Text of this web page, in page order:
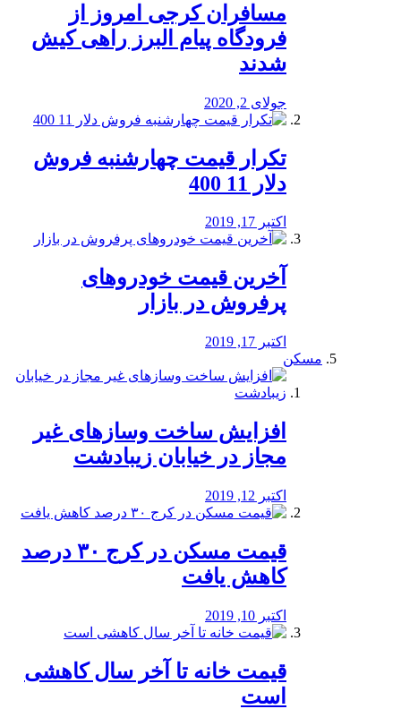
مسافران کرجی امروز از
فرودگاه پیام البرز راهی کیش
شدند
جولای 2, 2020
تکرار قیمت چهارشنبه فروش
دلار 11 400
اکتبر 17, 2019
آخرین قیمت خودرو‌های
پرفروش در بازار
اکتبر 17, 2019
مسکن
افزایش ساخت وسازهای غیر
مجاز در خیابان زیبادشت
اکتبر 12, 2019
️قیمت مسکن در کرج ۳۰ درصد
کاهش یافت
اکتبر 10, 2019
قیمت خانه تا آخر سال کاهشی
است